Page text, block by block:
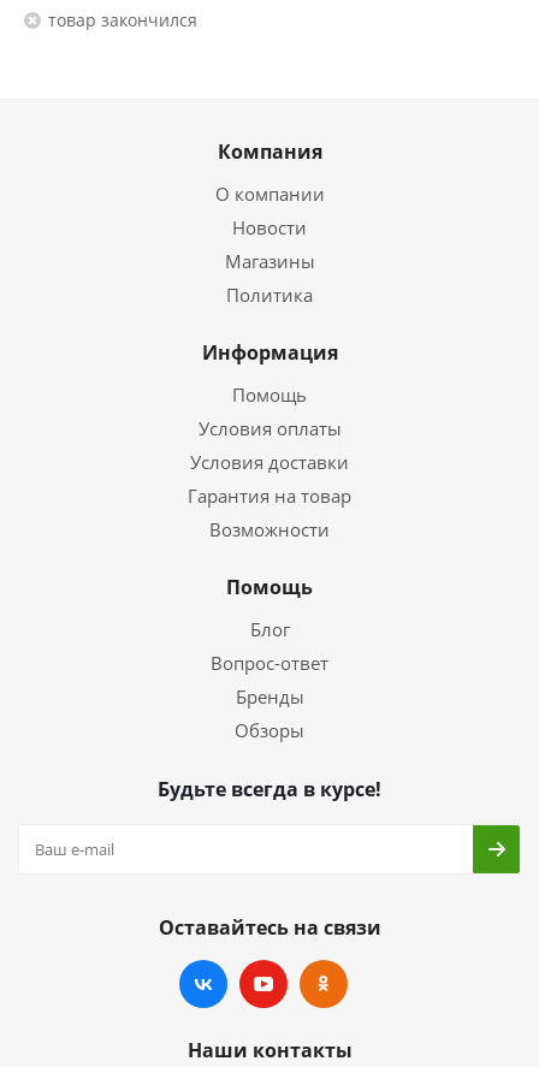
Товар закончился
Компания
О компании
Новости
Магазины
Политика
Информация
Помощь
Условия оплаты
Условия доставки
Гарантия на товар
Возможности
Помощь
Блог
Вопрос-ответ
Бренды
Обзоры
Будьте всегда в курсе!
Оставайтесь на связи
Наши контакты